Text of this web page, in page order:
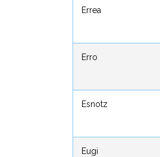
Errea
Erro
Esnotz
Eugi
Errea
Erro
Esnotz
Eugi